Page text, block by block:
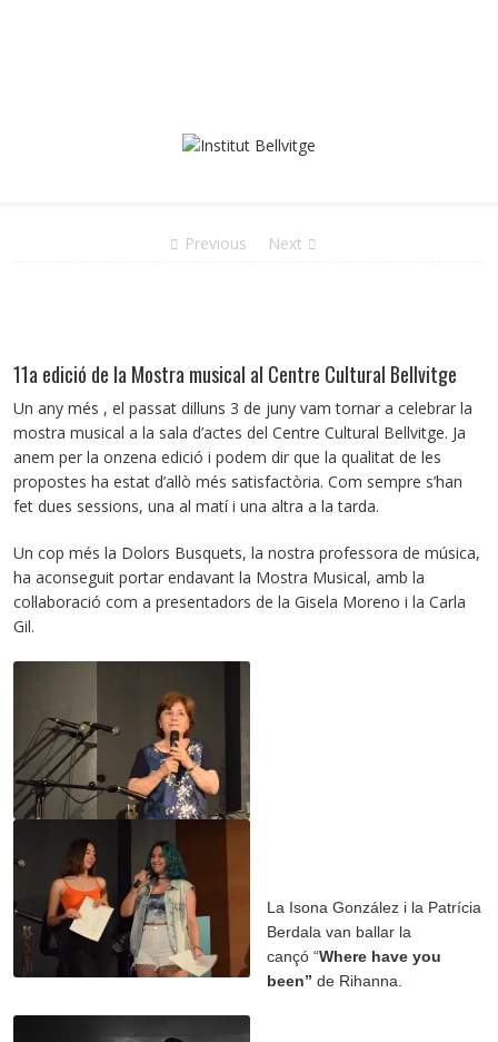
Previous Next
11a edició de la Mostra musical al Centre Cultural Bellvitge
Un any més , el passat dilluns 3 de juny vam tornar a celebrar la
mostra musical a la sala d’actes del Centre Cultural Bellvitge. Ja
anem per la onzena edició i podem dir que la qualitat de les
propostes ha estat d’allò més satisfactòria. Com sempre s’han
fet dues sessions, una al matí i una altra a la tarda.
Un cop més la Dolors Busquets, la nostra professora de música,
ha aconseguit portar endavant la Mostra Musical, amb la
col·laboració com a presentadors de la Gisela Moreno i la Carla
Gil.
La Isona González i la Patrícia
Berdala van ballar la
cançó “Where have you
been” de Rihanna.